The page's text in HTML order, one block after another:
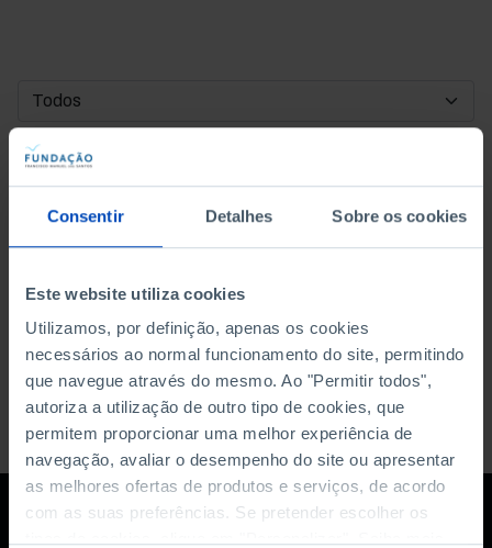
Consentir Detalhes Sobre os cookies
Este website utiliza cookies
Utilizamos, por definição, apenas os cookies
necessários ao normal funcionamento do site, permitindo
que navegue através do mesmo. Ao "Permitir todos",
autoriza a utilização de outro tipo de cookies, que
permitem proporcionar uma melhor experiência de
navegação, avaliar o desempenho do site ou apresentar
as melhores ofertas de produtos e serviços, de acordo
com as suas preferências. Se pretender escolher os
DATA DE INÍCIO
DATA DE FIM